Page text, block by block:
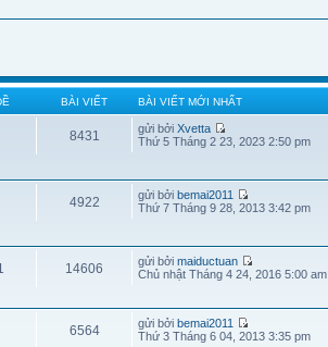
BÀI VIẾT BÀI VIẾT MỚI NHẤT
8431 gửi bởiXvetta
Thứ 5 Tháng 2 23, 2023 2:50 pm
4922 gửi bởibemai2011
Thứ 7 Tháng 9 28, 2013 3:42 pm
14606 gửi bởimaiductuan
Chủ nhật Tháng 4 24, 2016 5:00 am
6564 gửi bởibemai2011
Thứ 3 Tháng 6 04, 2013 3:35 pm